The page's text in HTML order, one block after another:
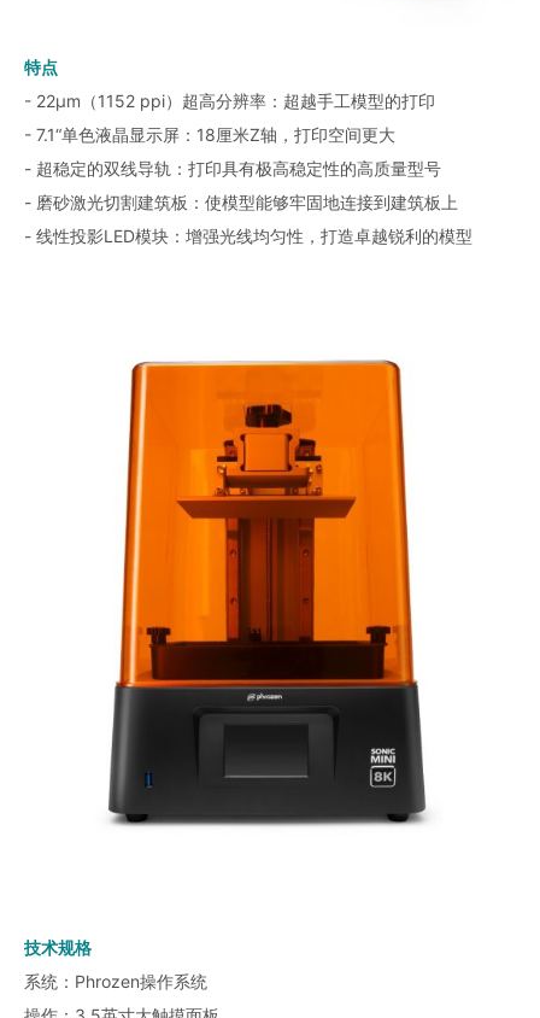
特点
- 22µm（1152 ppi）超高分辨率：超越手工模型的打印
- 7.1“单色液晶显示屏：18厘米Z轴，打印空间更大
- 超稳定的双线导轨：打印具有极高稳定性的高质量型号
- 磨砂激光切割建筑板：使模型能够牢固地连接到建筑板上
- 线性投影LED模块：增强光线均匀性，打造卓越锐利的模型
技术规格
系统：Phrozen操作系统